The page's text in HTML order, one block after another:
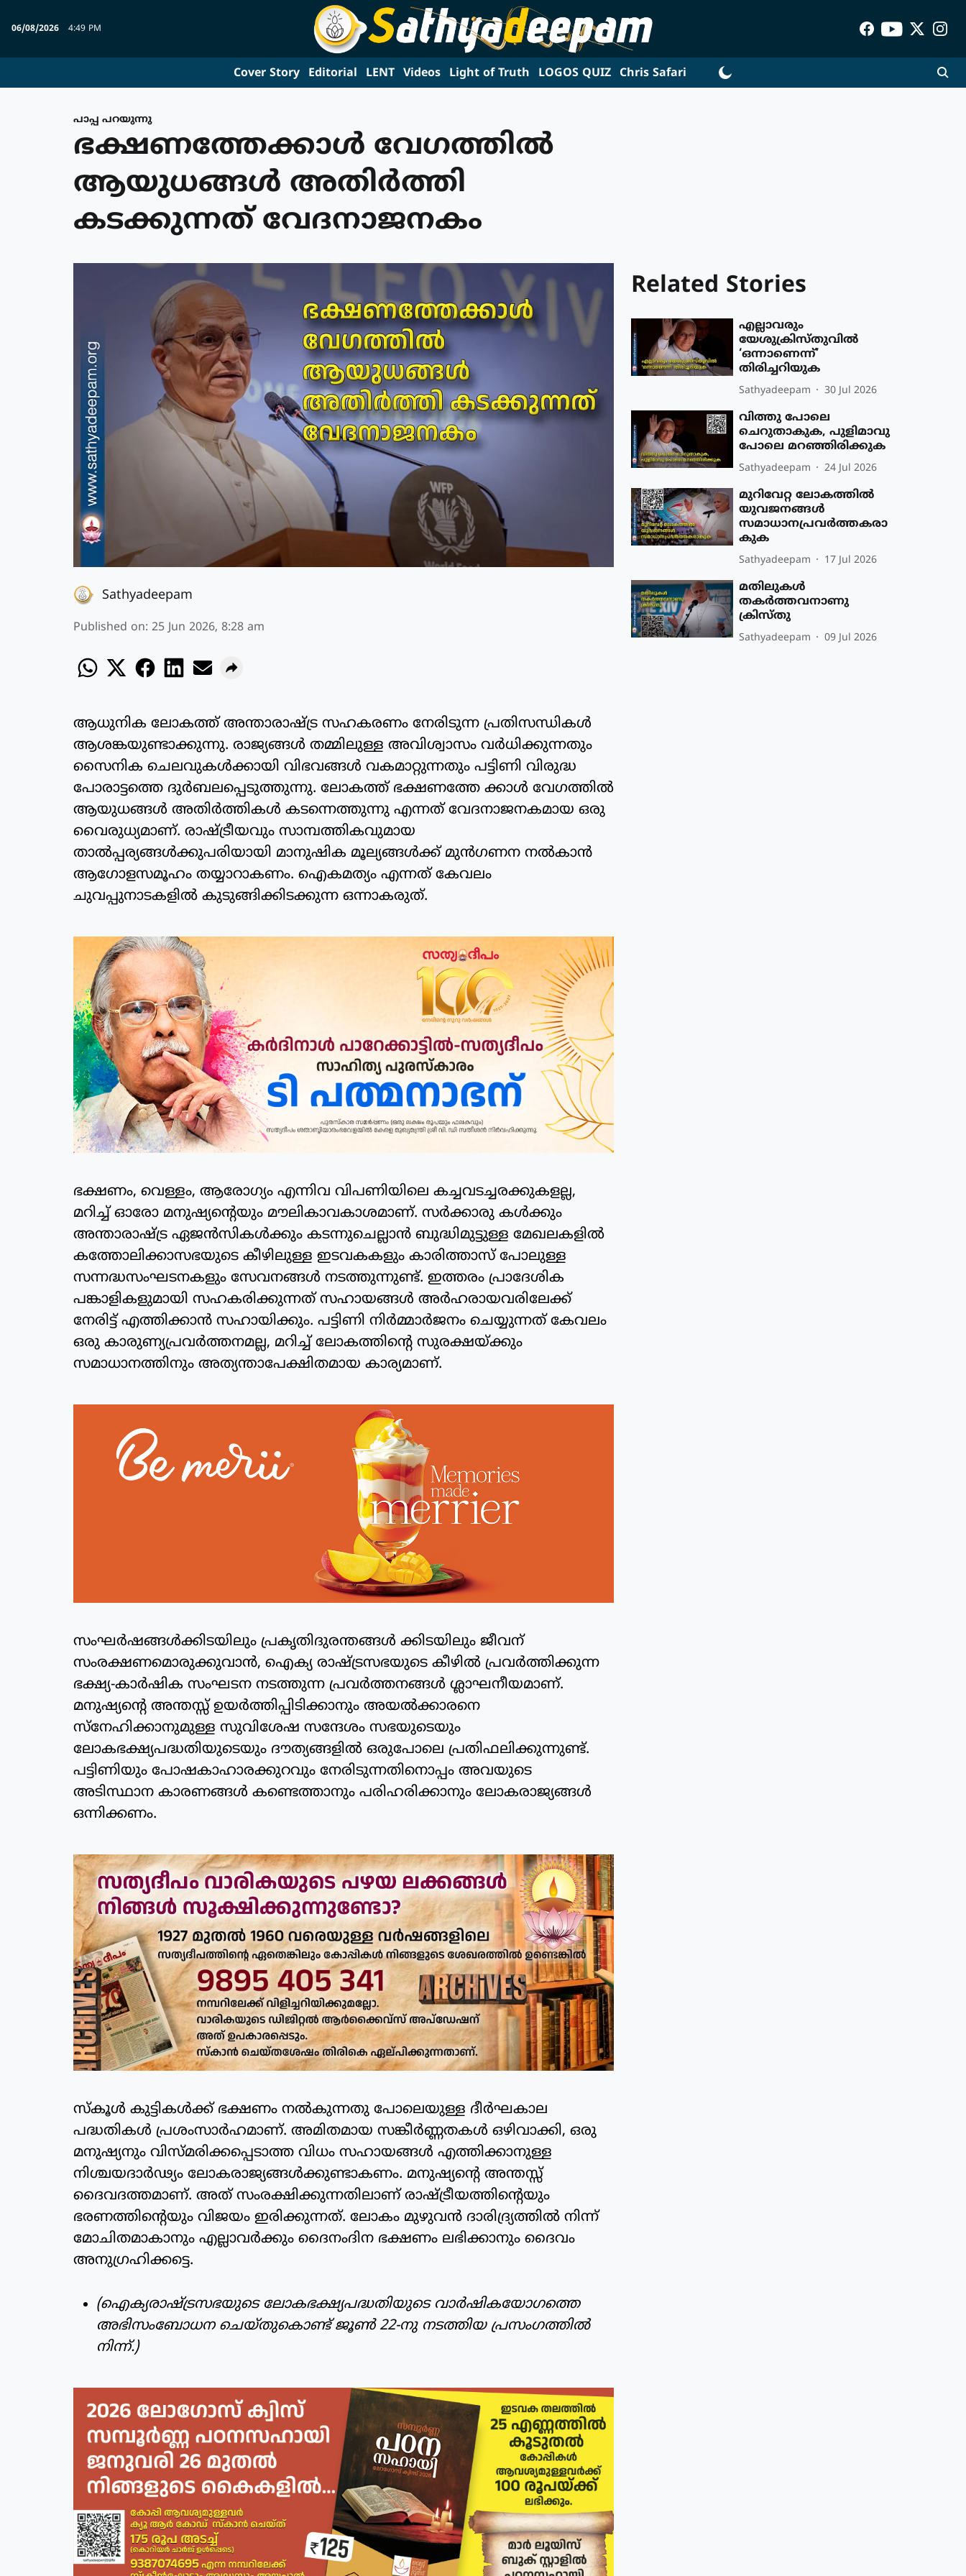
06/08/2026 4:49 PM
Cover Story Editorial LENT Videos Light of Truth LOGOS QUIZ Chris Safari
പാപ്പ പറയുന്നു
ഭക്ഷണത്തേക്കാള്‍ വേഗത്തില്‍
ആയുധങ്ങള്‍ അതിര്‍ത്തി
കടക്കുന്നത് വേദനാജനകം
Sathyadeepam
Published on: 25 Jun 2026, 8:28 am
ആധുനിക ലോകത്ത് അന്താരാഷ്ട്ര സഹകരണം നേരിടുന്ന പ്രതിസന്ധികള്‍
ആശങ്കയുണ്ടാക്കുന്നു. രാജ്യങ്ങള്‍ തമ്മിലുള്ള അവിശ്വാസം വർധിക്കുന്നതും
സൈനിക ചെലവുകള്‍ക്കായി വിഭവങ്ങള്‍ വകമാറ്റുന്നതും പട്ടിണി വിരുദ്ധ
പോരാട്ടത്തെ ദുര്‍ബലപ്പെടുത്തുന്നു. ലോകത്ത് ഭക്ഷണത്തേ ക്കാള്‍ വേഗത്തില്‍
ആയുധങ്ങള്‍ അതിര്‍ത്തികള്‍ കടന്നെത്തുന്നു എന്നത് വേദനാജനകമായ ഒരു
വൈരുധ്യമാണ്. രാഷ്ട്രീയവും സാമ്പത്തികവുമായ
താല്‍പ്പര്യങ്ങള്‍ക്കുപരിയായി മാനുഷിക മൂല്യങ്ങള്‍ക്ക് മുന്‍ഗണന നല്‍കാന്‍
ആഗോളസമൂഹം തയ്യാറാകണം. ഐകമത്യം എന്നത് കേവലം
ചുവപ്പുനാടകളില്‍ കുടുങ്ങിക്കിടക്കുന്ന ഒന്നാകരുത്.
ഭക്ഷണം, വെള്ളം, ആരോഗ്യം എന്നിവ വിപണിയിലെ കച്ചവടച്ചരക്കുകളല്ല,
മറിച്ച് ഓരോ മനുഷ്യന്റെയും മൗലികാവകാശമാണ്. സര്‍ക്കാരു കള്‍ക്കും
അന്താരാഷ്ട്ര ഏജന്‍സികള്‍ക്കും കടന്നുചെല്ലാന്‍ ബുദ്ധിമുട്ടുള്ള മേഖലകളില്‍
കത്തോലിക്കാസഭയുടെ കീഴിലുള്ള ഇടവകകളും കാരിത്താസ് പോലുള്ള
സന്നദ്ധസംഘടനകളും സേവനങ്ങള്‍ നടത്തുന്നുണ്ട്. ഇത്തരം പ്രാദേശിക
പങ്കാളികളുമായി സഹകരിക്കുന്നത് സഹായങ്ങള്‍ അര്‍ഹരായവരിലേക്ക്
നേരിട്ട് എത്തിക്കാന്‍ സഹായിക്കും. പട്ടിണി നിര്‍മ്മാർജനം ചെയ്യുന്നത് കേവലം
ഒരു കാരുണ്യപ്രവര്‍ത്തനമല്ല, മറിച്ച് ലോകത്തിന്റെ സുരക്ഷയ്ക്കും
സമാധാനത്തിനും അത്യന്താപേക്ഷിതമായ കാര്യമാണ്.
സംഘര്‍ഷങ്ങള്‍ക്കിടയിലും പ്രകൃതിദുരന്തങ്ങൾ ക്കിടയിലും ജീവന്
സംരക്ഷണമൊരുക്കുവാന്‍, ഐക്യ രാഷ്ട്രസഭയുടെ കീഴില്‍ പ്രവര്‍ത്തിക്കുന്ന
ഭക്ഷ്യ-കാര്‍ഷിക സംഘടന നടത്തുന്ന പ്രവര്‍ത്തനങ്ങള്‍ ശ്ലാഘനീയമാണ്.
മനുഷ്യന്റെ അന്തസ്സ് ഉയര്‍ത്തിപ്പിടിക്കാനും അയല്‍ക്കാരനെ
സ്‌നേഹിക്കാനുമുള്ള സുവിശേഷ സന്ദേശം സഭയുടെയും
ലോകഭക്ഷ്യപദ്ധതിയുടെയും ദൗത്യങ്ങളില്‍ ഒരുപോലെ പ്രതിഫലിക്കുന്നുണ്ട്.
പട്ടിണിയും പോഷകാഹാരക്കുറവും നേരിടുന്നതിനൊപ്പം അവയുടെ
അടിസ്ഥാന കാരണങ്ങള്‍ കണ്ടെത്താനും പരിഹരിക്കാനും ലോകരാജ്യങ്ങള്‍
ഒന്നിക്കണം.
സ്‌കൂള്‍ കുട്ടികള്‍ക്ക് ഭക്ഷണം നല്‍കുന്നതു പോലെയുള്ള ദീര്‍ഘകാല
പദ്ധതികള്‍ പ്രശംസാര്‍ഹമാണ്. അമിതമായ സങ്കീര്‍ണ്ണതകള്‍ ഒഴിവാക്കി, ഒരു
മനുഷ്യനും വിസ്മരിക്കപ്പെടാത്ത വിധം സഹായങ്ങള്‍ എത്തിക്കാനുള്ള
നിശ്ചയദാര്‍ഢ്യം ലോകരാജ്യങ്ങള്‍ക്കുണ്ടാകണം. മനുഷ്യന്റെ അന്തസ്സ്
ദൈവദത്തമാണ്. അത് സംരക്ഷിക്കുന്നതിലാണ് രാഷ്ട്രീയത്തിന്റെയും
ഭരണത്തിന്റെയും വിജയം ഇരിക്കുന്നത്. ലോകം മുഴുവന്‍ ദാരിദ്ര്യത്തില്‍ നിന്ന്
മോചിതമാകാനും എല്ലാവര്‍ക്കും ദൈനംദിന ഭക്ഷണം ലഭിക്കാനും ദൈവം
അനുഗ്രഹിക്കട്ടെ.
(ഐക്യരാഷ്ട്രസഭയുടെ ലോകഭക്ഷ്യപദ്ധതിയുടെ വാര്‍ഷികയോഗത്തെ
അഭിസംബോധന ചെയ്തുകൊണ്ട് ജൂണ്‍ 22-നു നടത്തിയ പ്രസംഗത്തില്‍
നിന്ന്.)
Related Stories
എല്ലാവരും
യേശുക്രിസ്തുവില്‍
‘ഒന്നാണെന്ന്’
തിരിച്ചറിയുക
Sathyadeepam 30 Jul 2026
വിത്തു പോലെ
ചെറുതാകുക, പുളിമാവു
പോലെ മറഞ്ഞിരിക്കുക
Sathyadeepam 24 Jul 2026
മുറിവേറ്റ ലോകത്തില്‍
യുവജനങ്ങള്‍
സമാധാനപ്രവര്‍ത്തകരാ
കുക
Sathyadeepam 17 Jul 2026
മതിലുകള്‍
തകര്‍ത്തവനാണു
ക്രിസ്തു
Sathyadeepam 09 Jul 2026